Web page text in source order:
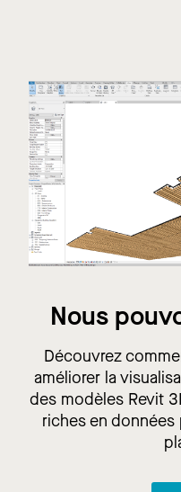
Nous
Découvrez
améliorer la
des modèles Revit
riches en